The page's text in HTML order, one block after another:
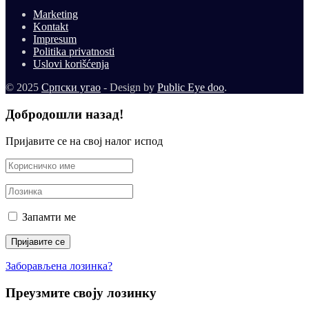
Marketing
Kontakt
Impresum
Politika privatnosti
Uslovi korišćenja
© 2025 Српски угао - Design by Public Eye doo.
Добродошли назад!
Пријавите се на свој налог испод
Запамти ме
Заборављена лозинка?
Преузмите своју лозинку